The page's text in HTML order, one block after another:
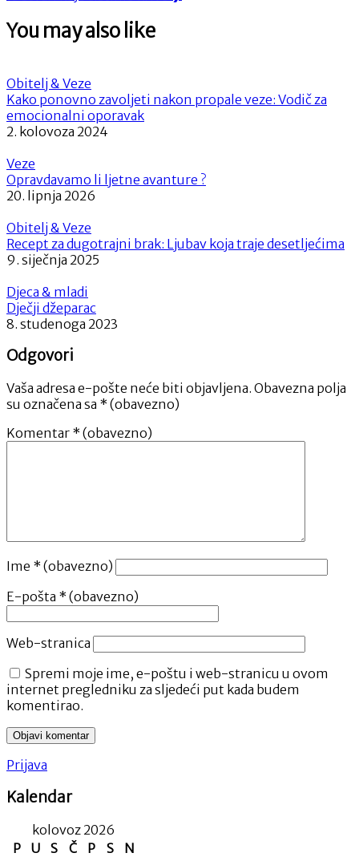
You may also like
Obitelj & Veze
Kako ponovno zavoljeti nakon propale veze: Vodič za
emocionalni oporavak
2. kolovoza 2024
Veze
Opravdavamo li ljetne avanture ?
20. lipnja 2026
Obitelj & Veze
Recept za dugotrajni brak: Ljubav koja traje desetljećima
9. siječnja 2025
Djeca & mladi
Dječji džeparac
8. studenoga 2023
Odgovori
Vaša adresa e-pošte neće biti objavljena. Obavezna polja
su označena sa * (obavezno)
Komentar * (obavezno)
Ime * (obavezno)
E-pošta * (obavezno)
Web-stranica
Spremi moje ime, e-poštu i web-stranicu u ovom
internet pregledniku za sljedeći put kada budem
komentirao.
Prijava
Kalendar
kolovoz 2026
P
U S Č P S
N